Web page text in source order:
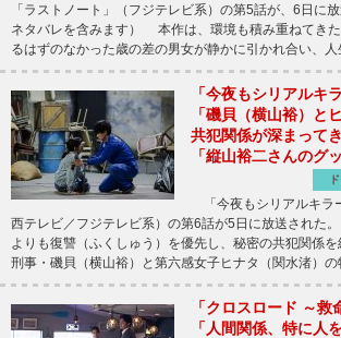
「ラストノート」（フジテレビ系）の第5話が、6日に
ネタバレを含みます） 本作は、環境も積み重ねてき
るはずのなかった歳の差の男女が静かに引かれ合い、
「今夜もシリアルキ
「磯貝（横山裕）と
共犯関係が深まって
「縦山裕二さんのグ
「今夜もシリアルキラ
西テレビ／フジテレビ系）の第6話が5日に放送された
よりも復讐（ふくしゅう）を優先し、秘密の共犯関係
刑事・磯貝（横山裕）と第六感女子ヒナタ（関水渚）
「クロスロード ～救
「人間関係、特に人